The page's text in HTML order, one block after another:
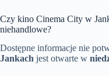
Czy kino Cinema City w
niehandlowe?
Dostępne informacje nie
Jankach jest otwarte w